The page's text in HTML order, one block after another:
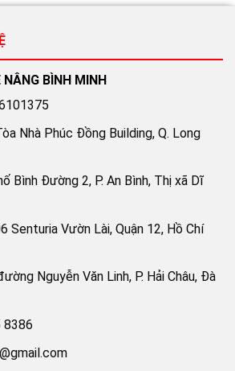
BÌNH MINH
Nhà Phúc Đồng Building, Q. Long
Bình Đường 2, P. An Bình, Thị xã Dĩ
Senturia Vườn Lài, Quận 12, Hồ Chí
Nguyễn Văn Linh, P. Hải Châu, Đà
8386